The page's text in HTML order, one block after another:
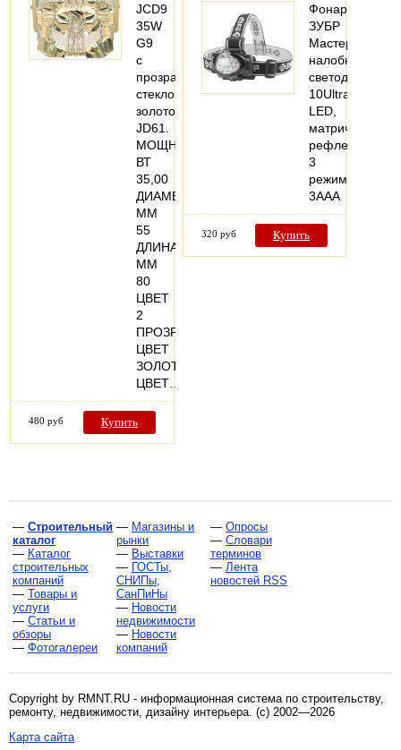
JCD9
35W
G9
с
прозрачным
стеклом,
золото,
JD61.
МОЩНОСТЬ,
ВТ
35,00
ДИАМЕТР,
ММ
55
ДЛИНА,
ММ
80
ЦВЕТ
2
ПРОЗРАЧНЫЙ
ЦВЕТ
ЗОЛОТО
ЦВЕТ…
480 руб Купить
Фонарь
ЗУБР
Мастер
налобный
светодиодный,
10Ultra
LED,
матричный
рефлектор,
3
режима,
3ААА
320 руб Купить
— Строительный
каталог
— Каталог
строительных
компаний
— Товары и
услуги
— Статьи и
обзоры
— Фотогалереи
— Магазины и
рынки
— Выставки
— ГОСТы,
СНИПы,
СанПиНы
— Новости
недвижимости
— Новости
компаний
— Опросы
— Словари
терминов
— Лента
новостей RSS
Copyright by RMNT.RU - информационная система по строительству,
ремонту, недвижимости, дизайну интерьера . (c) 2002—2026
Карта сайта